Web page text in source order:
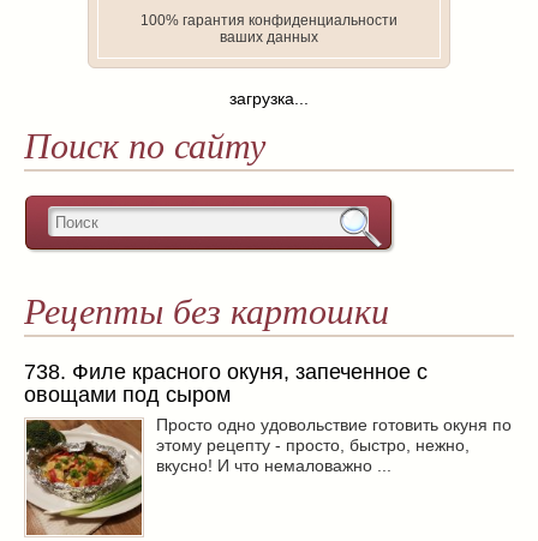
100% гарантия конфиденциальности
ваших данных
загрузка...
Поиск по сайту
Рецепты без картошки
738. Филе красного окуня, запеченное с
овощами под сыром
Просто одно удовольствие готовить окуня по
этому рецепту - просто, быстро, нежно,
вкусно! И что немаловажно ...